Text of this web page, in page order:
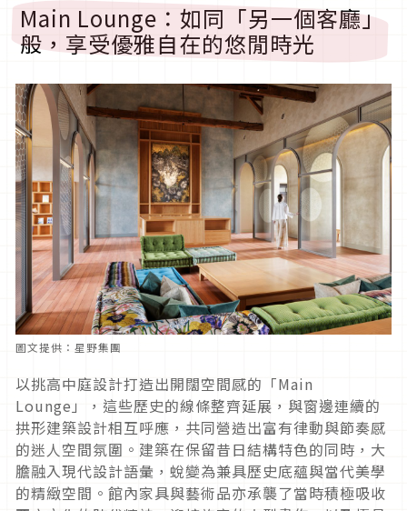
Main Lounge：如同「另一個客廳」
般，享受優雅自在的悠閒時光
圖文提供：星野集團
以挑高中庭設計打造出開闊空間感的「Main
Lounge」，這些歷史的線條整齊延展，與窗邊連續的
拱形建築設計相互呼應，共同營造出富有律動與節奏感
的迷人空間氛圍。建築在保留昔日結構特色的同時，大
膽融入現代設計語彙，蛻變為兼具歷史底蘊與當代美學
的精緻空間。館內家具與藝術品亦承襲了當時積極吸收